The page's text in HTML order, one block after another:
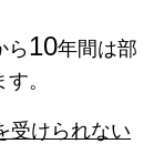
ら10年間は部
。
受けられない